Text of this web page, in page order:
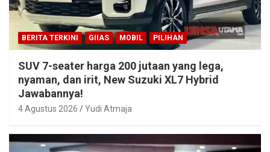
BERITA TERKINI GIIAS MOBIL PILIHAN
SUV 7-seater harga 200 jutaan yang lega,
nyaman, dan irit, New Suzuki XL7 Hybrid
Jawabannya!
4 Agustus 2026 Yudi Atmaja